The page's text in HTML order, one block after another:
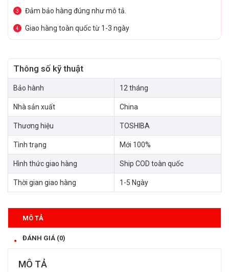
3 Đảm bảo hàng đúng như mô tả.
4 Giao hàng toàn quốc từ 1-3 ngày
Thông số kỹ thuật
Bảo hành 12 tháng
Nhà sản xuất China
Thương hiệu TOSHIBA
Tình trạng Mới 100%
Hình thức giao hàng Ship COD toàn quốc
Thời gian giao hàng 1-5 Ngày
MÔ TẢ
ĐÁNH GIÁ (0)
MÔ TẢ